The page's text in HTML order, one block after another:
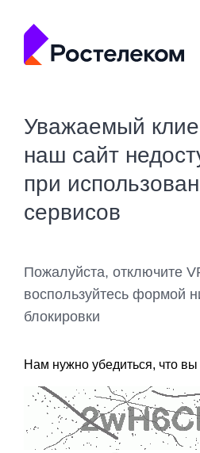
Уважаемый
наш сайт
при
сервисов
Пожалуйста, отключите
воспользуйтесь формой
блокировки
Нам нужно убедиться, что